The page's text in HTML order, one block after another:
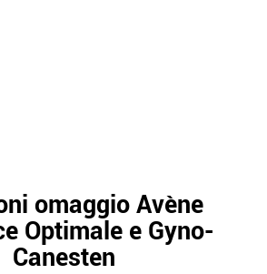
omaggio Avène
Optimale e Gyno-
Canesten